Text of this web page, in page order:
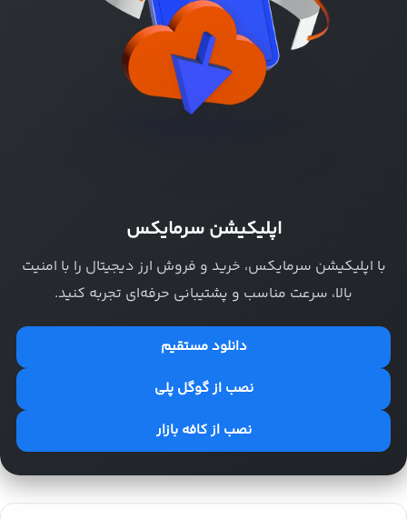
اپلیکیشن سرمایکس
با اپلیکیشن سرمایکس، خرید و فروش ارز دیجیتال را با امنیت
بالا، سرعت مناسب و پشتیبانی حرفه‌ای تجربه کنید.
دانلود مستقیم
نصب از گوگل پلی
نصب از کافه بازار